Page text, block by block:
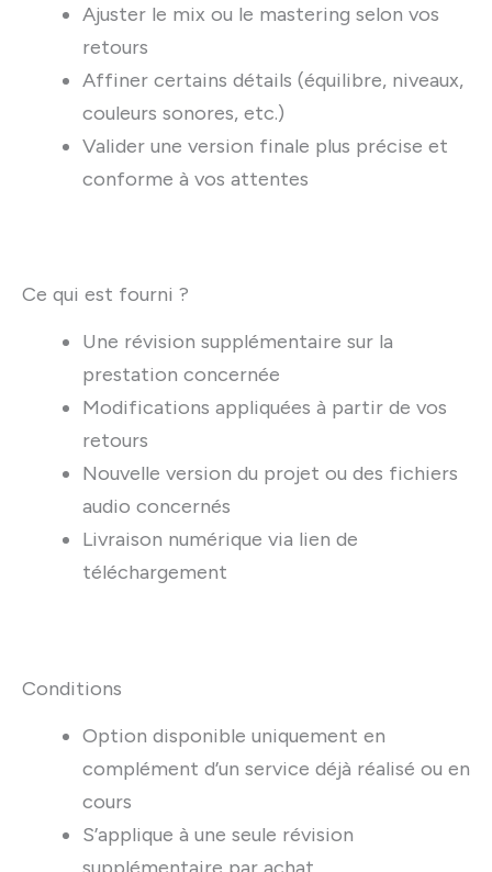
Ajuster le mix ou le mastering selon vos
retours
Affiner certains détails (équilibre, niveaux,
couleurs sonores, etc.)
Valider une version finale plus précise et
conforme à vos attentes
Ce qui est fourni ?
Une révision supplémentaire sur la
prestation concernée
Modifications appliquées à partir de vos
retours
Nouvelle version du projet ou des fichiers
audio concernés
Livraison numérique via lien de
téléchargement
Conditions
Option disponible uniquement en
complément d’un service déjà réalisé ou en
cours
S’applique à une seule révision